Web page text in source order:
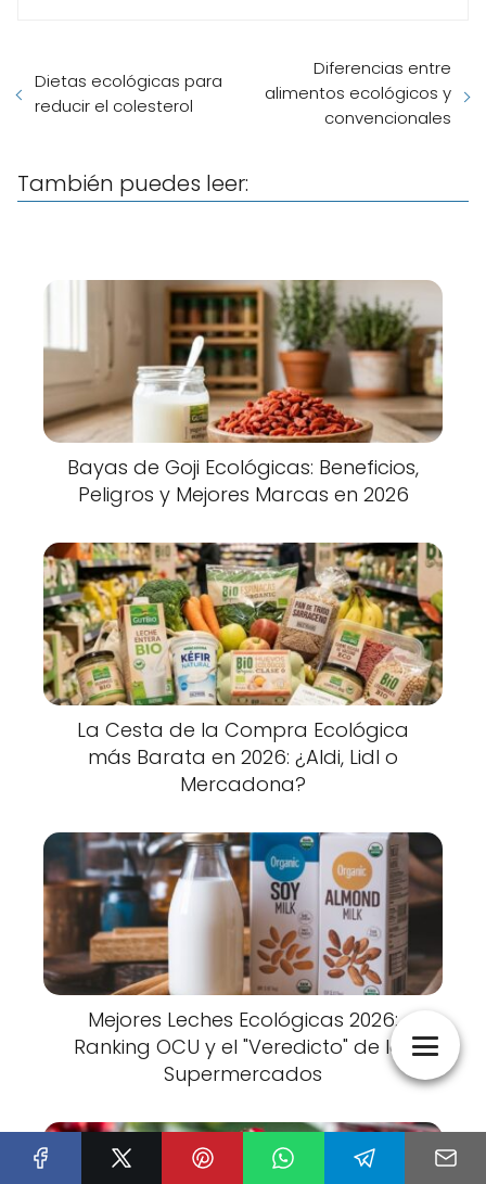
Dietas ecológicas para
reducir el colesterol
Diferencias entre
alimentos ecológicos y
convencionales
También puedes leer:
Bayas de Goji Ecológicas: Beneficios,
Peligros y Mejores Marcas en 2026
La Cesta de la Compra Ecológica
más Barata en 2026: ¿Aldi, Lidl o
Mercadona?
Mejores Leches Ecológicas 2026:
Ranking OCU y el "Veredicto" de los
Supermercados